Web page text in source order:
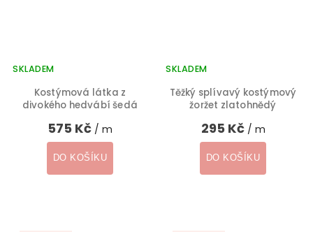
Kostýmová látka z
divokého hedvábí šedá
SKLADEM
575 Kč / m
DO KOŠÍKU
Těžký splívavý kostýmový
žoržet zlatohnědý
SKLADEM
295 Kč / m
DO KOŠÍKU